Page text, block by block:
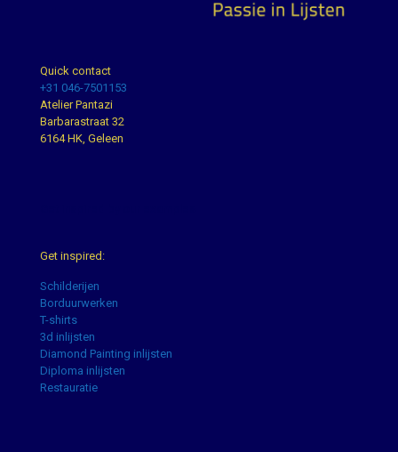
Quick contact
+31 046-7501153
Atelier Pantazi
Barbarastraat 32
6164 HK, Geleen
Get inspired:
Schilderijen
Borduurwerken
T-shirts
3d inlijsten
Diamond Painting inlijsten
Diploma inlijsten
Restauratie